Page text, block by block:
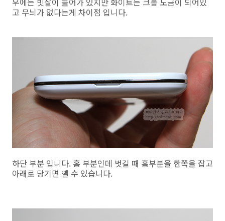
고 무늬가 없다는게 차이점 입니다.
하단 부분 입니다. 홈 부분인데 벗길 때 홈부분을 한쪽을 잡고
아래로 당기면 뺄 수 있습니다.